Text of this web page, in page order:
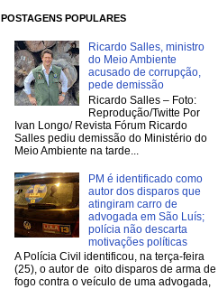
POSTAGENS POPULARES
Ricardo Salles, ministro
do Meio Ambiente
acusado de corrupção,
pede demissão
Ricardo Salles – Foto:
Reprodução/Twitte Por
Ivan Longo/ Revista Fórum Ricardo
Salles pediu demissão do Ministério do
Meio Ambiente na tarde...
PM é identificado como
autor dos disparos que
atingiram carro de
advogada em São Luís;
polícia não descarta
motivações políticas
A Polícia Civil identificou, na terça-feira
(25), o autor de oito disparos de arma de
fogo contra o veículo de uma advogada,